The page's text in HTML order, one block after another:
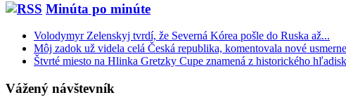
Minúta po minúte
Volodymyr Zelenskyj tvrdí, že Severná Kórea pošle do Ruska až...
Môj zadok už videla celá Česká republika, komentovala nové
Štvrté miesto na Hlinka Gretzky Cupe znamená z historického
Vážený návštevník